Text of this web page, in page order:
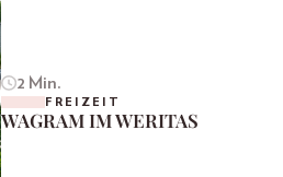
2 Min.
FREIZEIT
WAGRAM IM WERITAS